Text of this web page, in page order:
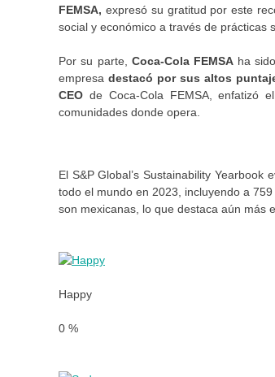
FEMSA, expresó su gratitud por este
social y económico a través de prácticas
Por su parte, Coca-Cola FEMSA ha sido
empresa destacó por sus altos
CEO de Coca-Cola FEMSA, enfatizó
comunidades donde opera.
El S&P Global’s Sustainability
todo el mundo en 2023, incluyendo a
son mexicanas, lo que destaca aún más
Happy
0 %